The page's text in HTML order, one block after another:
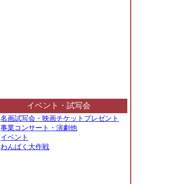
イベント・試写会
名画試写会・映画チケットプレゼント
事業コンサート・演劇他
イベント
わんぱく大作戦